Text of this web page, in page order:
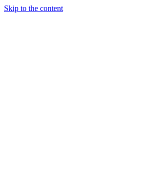
Skip to the content